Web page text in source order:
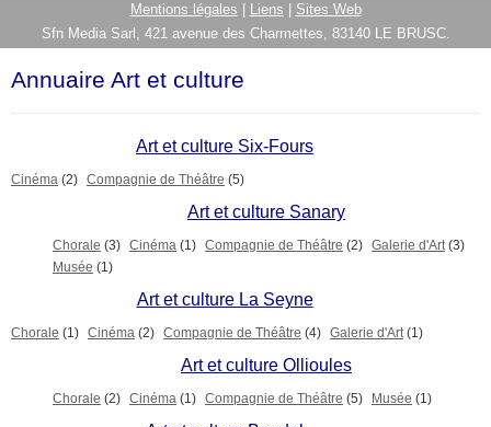
Mentions légales Liens
Sites Web
Sfn Media Sarl, 421 avenue des Charmettes, 83140 LE BRUSC.
Annuaire Art et culture
Art et culture Six-Fours
Cinéma (2) Compagnie de Théâtre (5)
Art et culture Sanary
Chorale (3) Cinéma (1) Compagnie de Théâtre (2) Galerie d'Art (3)
Musée (1)
Art et culture La Seyne
Chorale (1) Cinéma (2) Compagnie de Théâtre (4) Galerie d'Art (1)
Art et culture Ollioules
Chorale (2) Cinéma (1) Compagnie de Théâtre (5) Musée (1)